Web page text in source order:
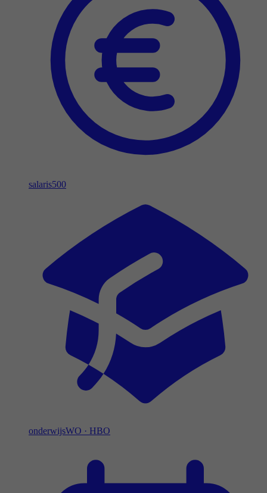
salaris500
onderwijsWO · HBO